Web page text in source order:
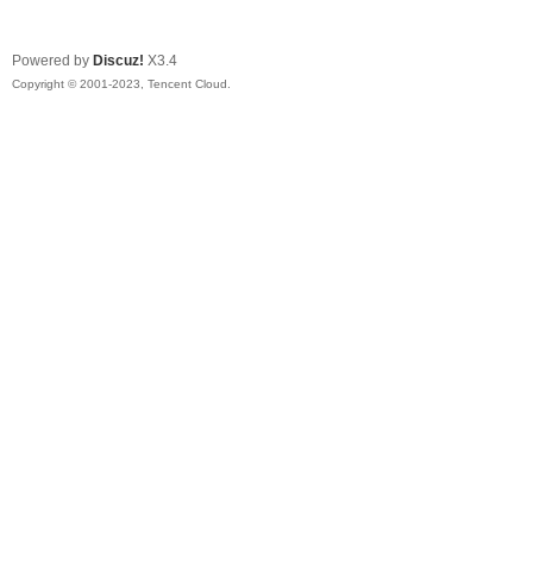
Powered by Discuz! X3.4
Copyright © 2001-2023, Tencent Cloud.